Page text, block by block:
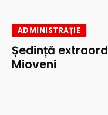
ADMINISTRAȚIE
Ședință
Mioveni